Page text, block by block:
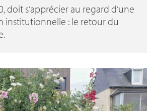
doit s’apprécier au regard d’une
institutionnelle : le retour du